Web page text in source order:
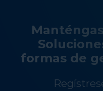
formas de